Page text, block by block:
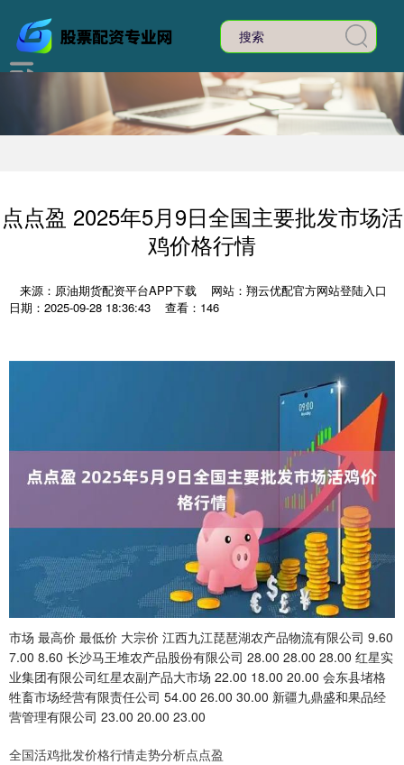
点点盈 2025年5月9日全国主要批发市场活
鸡价格行情
来源：原油期货配资平台APP下载
网站：翔云优配官方网站登陆入口
日期：2025-09-28 18:36:43
查看：146
市场 最高价 最低价 大宗价 江西九江琵琶湖农产品物流有限公司 9.60
7.00 8.60 长沙马王堆农产品股份有限公司 28.00 28.00 28.00 红星实
业集团有限公司红星农副产品大市场 22.00 18.00 20.00 会东县堵格
牲畜市场经营有限责任公司 54.00 26.00 30.00 新疆九鼎盛和果品经
营管理有限公司 23.00 20.00 23.00
全国活鸡批发价格行情走势分析点点盈